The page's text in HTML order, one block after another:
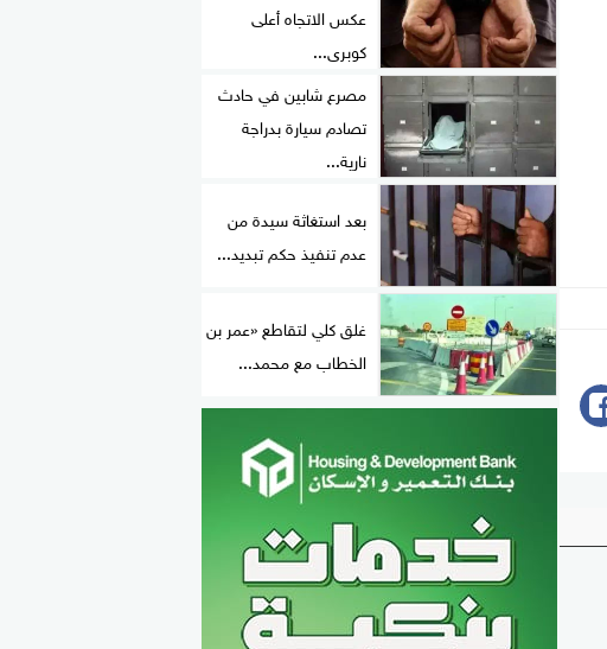
عكس الاتجاه أعلى
كوبرى...
مصرع شابين في حادث
تصادم سيارة بدراجة
نارية...
بعد استغاثة سيدة من
عدم تنفيذ حكم تبديد...
غلق كلي لتقاطع «عمر بن
الخطاب مع محمد...